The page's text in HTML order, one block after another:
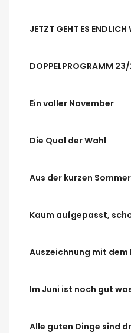
JETZT GEHT ES ENDLICH
DOPPELPROGRAMM
Ein voller November
Die Qual der Wahl
Aus der kurzen
Kaum aufgepasst,
Auszeichnung mit
Im Juni ist noch gut
Alle guten Dinge sind